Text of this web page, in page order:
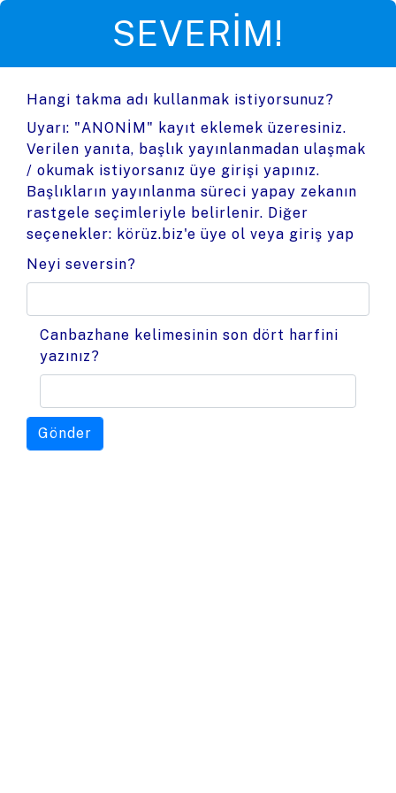
SEVERIM!
Hangi takma adı kullanmak istiyorsunuz?
Uyarı: "ANONİM" kayıt eklemek üzeresiniz.
Verilen yanıta, başlık yayınlanmadan ulaşmak
/ okumak istiyorsanız üye girişi yapınız.
Başlıkların yayınlanma süreci yapay zekanın
rastgele seçimleriyle belirlenir. Diğer
seçenekler: körüz.biz'e üye ol veya giriş yap
Neyi seversin?
Canbazhane kelimesinin son dört harfini
yazınız?